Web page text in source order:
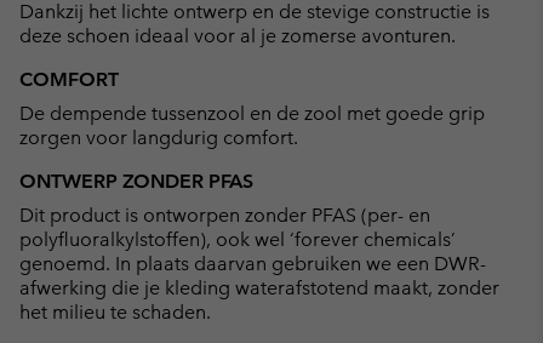
Dankzij het lichte ontwerp en de stevige constructie is
deze schoen ideaal voor al je zomerse avonturen.
COMFORT
De dempende tussenzool en de zool met goede grip
zorgen voor langdurig comfort.
ONTWERP ZONDER PFAS
Dit product is ontworpen zonder PFAS (per- en
polyfluoralkylstoffen), ook wel ‘forever chemicals’
genoemd. In plaats daarvan gebruiken we een DWR-
afwerking die je kleding waterafstotend maakt, zonder
het milieu te schaden.